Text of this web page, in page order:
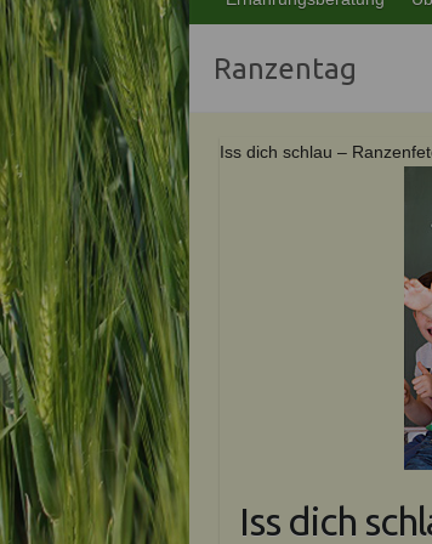
Ranzentag
Iss dich schlau –
Iss dich